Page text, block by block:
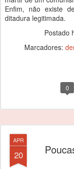
Enfim, não existe
ditadura legitimada.
Postado
Marcadores:
0
APR
20